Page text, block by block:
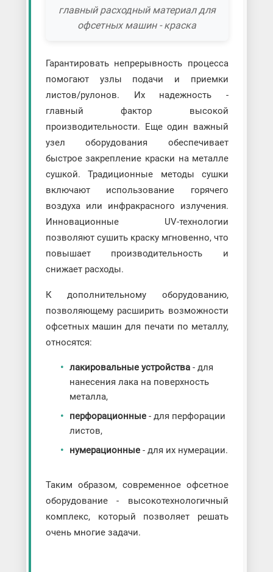
главный расходный материал для
офсетных машин - краска
Гарантировать непрерывность процесса
помогают узлы подачи и приемки
листов/рулонов. Их надежность -
главный фактор высокой
производительности. Еще один важный
узел оборудования обеспечивает
быстрое закрепление краски на металле
сушкой. Традиционные методы сушки
включают использование горячего
воздуха или инфракрасного излучения.
Инновационные UV-технологии
позволяют сушить краску мгновенно, что
повышает производительность и
снижает расходы.
К дополнительному оборудованию,
позволяющему расширить возможности
офсетных машин для печати по металлу,
относятся:
лакировальные устройства- для
нанесения лака на поверхность
металла,
перфорационные - для перфорации
листов,
нумерационные - для их нумерации.
Таким образом, современное офсетное
оборудование - высокотехнологичный
комплекс, который позволяет решать
очень многие задачи.